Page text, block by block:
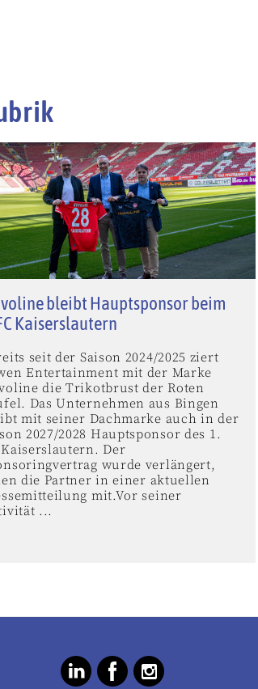
bleibt Hauptsponsor beim
Kaiserslautern
seit der Saison 2024/2025 ziert
Entertainment mit der Marke
die Trikotbrust der Roten
Das Unternehmen aus Bingen
mit seiner Dachmarke auch in der
2027/2028 Hauptsponsor des 1.
Kaiserslautern. Der
wurde verlängert,
die Partner in einer aktuellen
mit.Vor seiner
...